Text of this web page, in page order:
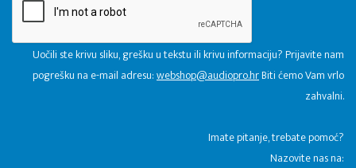
Uočili ste krivu sliku, grešku u tekstu ili krivu informaciju? Prijavite nam
pogrešku na e-mail adresu:webshop@audiopro.hrBiti ćemo Vam vrlo
zahvalni.
​Imate pitanje, trebate pomoć?
Nazovite nas na: